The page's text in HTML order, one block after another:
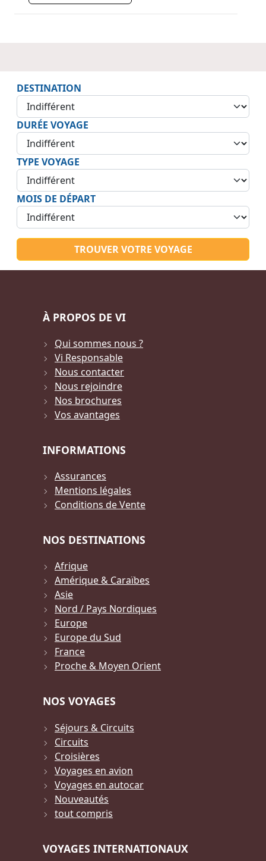
DESTINATION
DURÉE VOYAGE
TYPE VOYAGE
MOIS DE DÉPART
TROUVER VOTRE VOYAGE
À PROPOS DE VI
Qui sommes nous ?
Vi Responsable
Nous contacter
Nous rejoindre
Nos brochures
Vos avantages
INFORMATIONS
Assurances
Mentions légales
Conditions de Vente
NOS DESTINATIONS
Afrique
Amérique & Caraïbes
Asie
Nord / Pays Nordiques
Europe
Europe du Sud
France
Proche & Moyen Orient
NOS VOYAGES
Séjours & Circuits
Circuits
Croisières
Voyages en avion
Voyages en autocar
Nouveautés
tout compris
VOYAGES INTERNATIONAUX